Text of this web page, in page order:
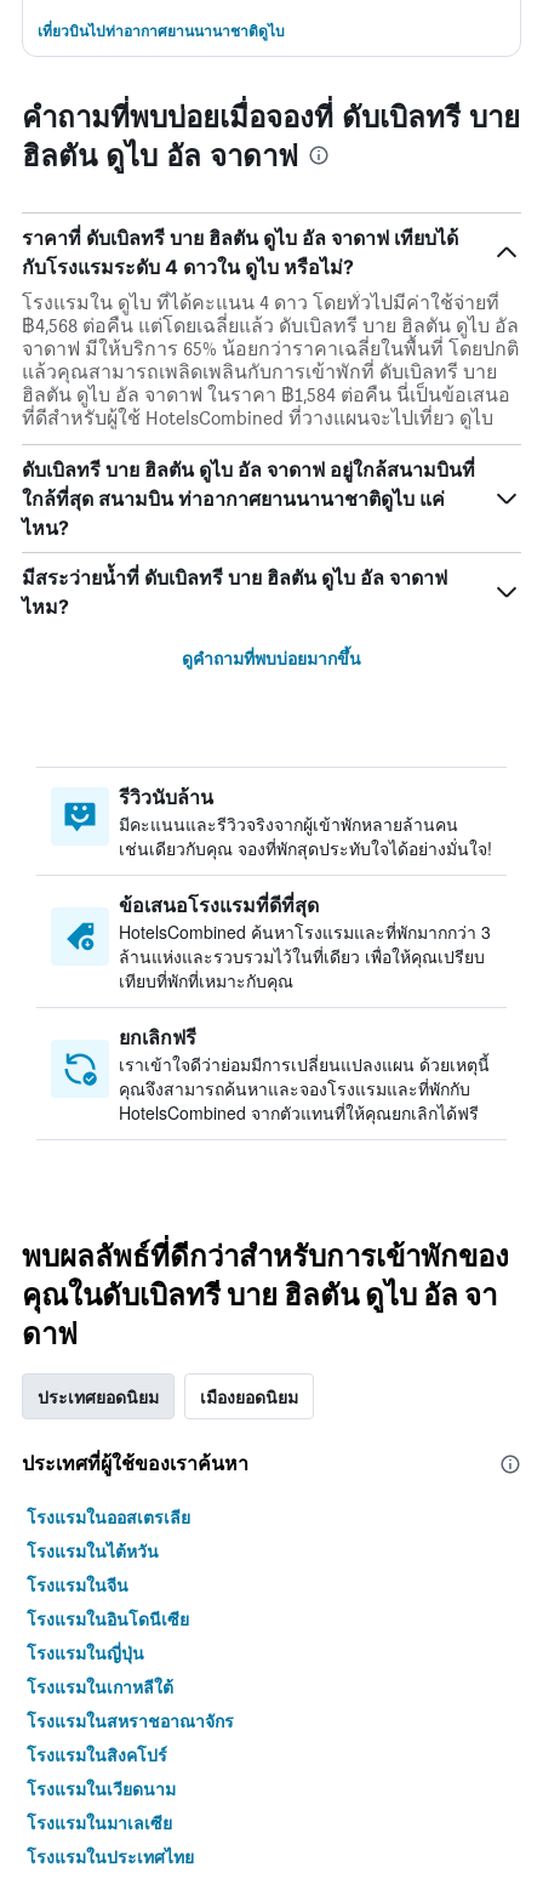
เที่ยวบินไปท่าอากาศยานนานาชาติดูไบ
คำถามที่พบบ่อยเมื่อจองที่ ดับเบิลทรี บาย
ฮิลตัน ดูไบ อัล จาดาฟ
ราคาที่ ดับเบิลทรี บาย ฮิลตัน ดูไบ อัล จาดาฟ เทียบได้
กับโรงแรมระดับ 4 ดาวใน ดูไบ หรือไม่?
โรงแรมใน ดูไบ ที่ได้คะแนน 4 ดาว โดยทั่วไปมีค่าใช้จ่ายที่
฿4,568 ต่อคืน แต่โดยเฉลี่ยแล้ว ดับเบิลทรี บาย ฮิลตัน ดูไบ อัล
จาดาฟ มีให้บริการ 65% น้อยกว่าราคาเฉลี่ยในพื้นที่ โดยปกติ
แล้วคุณสามารถเพลิดเพลินกับการเข้าพักที่ ดับเบิลทรี บาย
ฮิลตัน ดูไบ อัล จาดาฟ ในราคา ฿1,584 ต่อคืน นี่เป็นข้อเสนอ
ที่ดีสำหรับผู้ใช้ HotelsCombined ที่วางแผนจะไปเที่ยว ดูไบ
ดับเบิลทรี บาย ฮิลตัน ดูไบ อัล จาดาฟ อยู่ใกล้สนามบินที่
ใกล้ที่สุด สนามบิน ท่าอากาศยานนานาชาติดูไบ แค่
ไหน?
มีสระว่ายน้ำที่ ดับเบิลทรี บาย ฮิลตัน ดูไบ อัล จาดาฟ
ไหม?
ดูคำถามที่พบบ่อยมากขึ้น
รีวิวนับล้าน
มีคะแนนและรีวิวจริงจากผู้เข้าพักหลายล้านคน
เช่นเดียวกับคุณ จองที่พักสุดประทับใจได้อย่างมั่นใจ!
ข้อเสนอโรงแรมที่ดีที่สุด
HotelsCombined ค้นหาโรงแรมและที่พักมากกว่า 3
ล้านแห่งและรวบรวมไว้ในที่เดียว เพื่อให้คุณเปรียบ
เทียบที่พักที่เหมาะกับคุณ
ยกเลิกฟรี
เราเข้าใจดีว่าย่อมมีการเปลี่ยนแปลงแผน ด้วยเหตุนี้
คุณจึงสามารถค้นหาและจองโรงแรมและที่พักกับ
HotelsCombined จากตัวแทนที่ให้คุณยกเลิกได้ฟรี
พบผลลัพธ์ที่ดีกว่าสำหรับการเข้าพักของ
คุณในดับเบิลทรี บาย ฮิลตัน ดูไบ อัล จา
ดาฟ
ประเทศยอดนิยม เมืองยอดนิยม
ประเทศที่ผู้ใช้ของเราค้นหา
โรงแรมในออสเตรเลีย
โรงแรมในไต้หวัน
โรงแรมในจีน
โรงแรมในอินโดนีเซีย
โรงแรมในญี่ปุ่น
โรงแรมในเกาหลีใต้
โรงแรมในสหราชอาณาจักร
โรงแรมในสิงคโปร์
โรงแรมในเวียดนาม
โรงแรมในมาเลเซีย
โรงแรมในประเทศไทย